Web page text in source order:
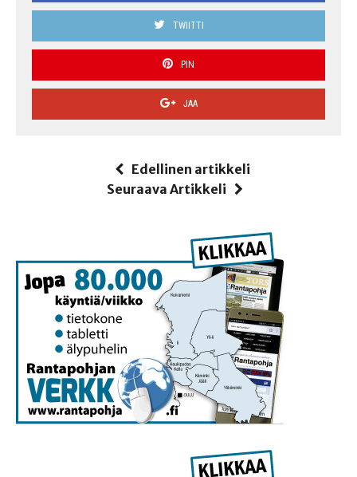
TWIITTI
PIN
JAA
Edellinen artikkeli
Seuraava Artikkeli